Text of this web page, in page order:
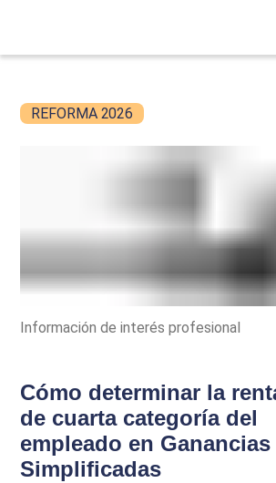
REFORMA 2026
Información de interés profesional
Cómo determinar la
de cuarta categoría del
empleado en Ganancias
Simplificadas